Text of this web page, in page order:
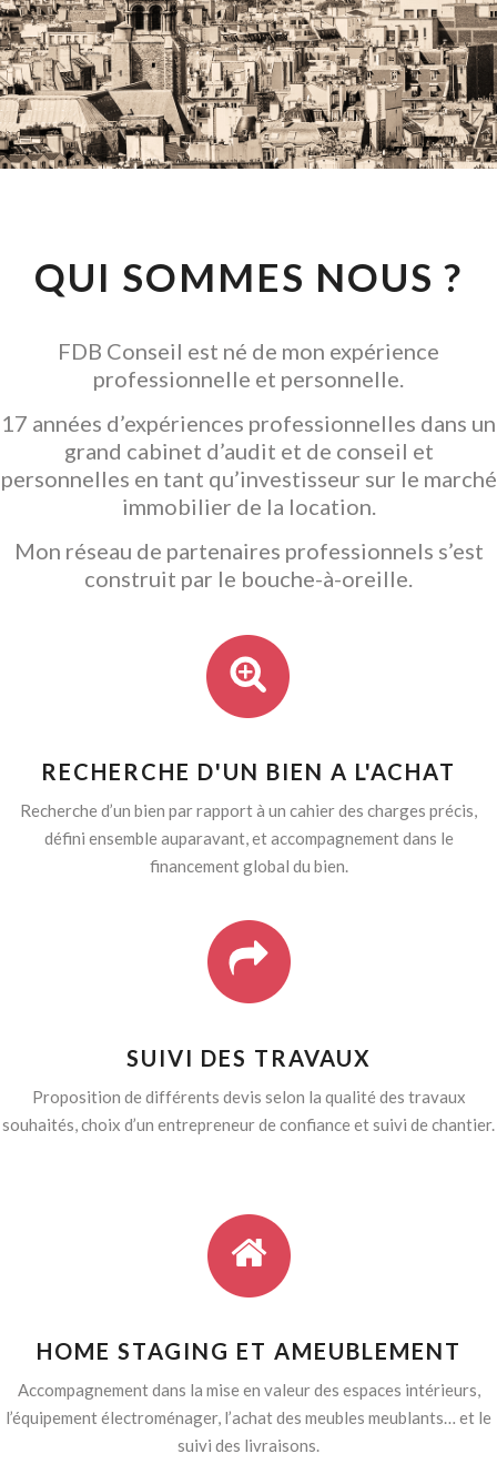
CONSEIL EN
INVESTISSEMENT
LOCATIF
GARANTIR L' ACQUISITION
QUI SOMMES NOUS ?
FDB Conseil est né de mon expérience
professionnelle et personnelle.
17 années d’expériences professionnelles dans un
grand cabinet d’audit et de conseil et
personnelles en tant qu’investisseur sur le marché
immobilier de la location.
Mon réseau de partenaires professionnels s’est
construit par le bouche-à-oreille.
RECHERCHE D'UN BIEN A L'ACHAT
Recherche d’un bien par rapport à un cahier des charges précis,
défini ensemble auparavant, et accompagnement dans le
financement global du bien.
SUIVI DES TRAVAUX
Proposition de différents devis selon la qualité des travaux
souhaités, choix d’un entrepreneur de confiance et suivi de chantier.
HOME STAGING ET AMEUBLEMENT
Accompagnement dans la mise en valeur des espaces intérieurs,
l’équipement électroménager, l’achat des meubles meublants… et le
suivi des livraisons.